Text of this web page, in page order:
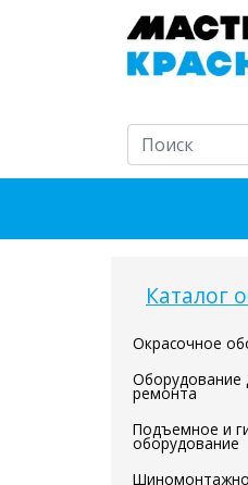
Каталог
Окрасочное
Оборудование
ремонта
Подъемное и
оборудование